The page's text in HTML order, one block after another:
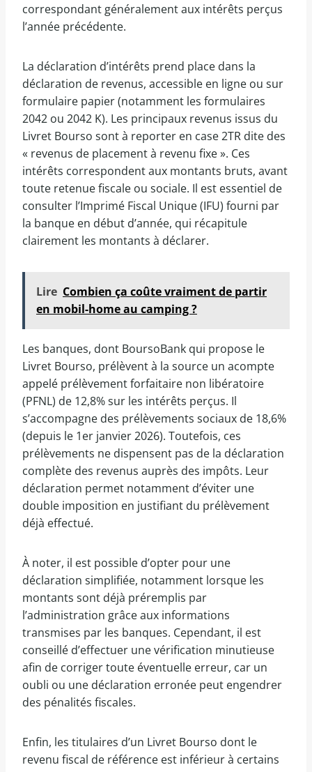
correspondant généralement aux intérêts perçus
l’année précédente.
La déclaration d’intérêts prend place dans la
déclaration de revenus, accessible en ligne ou sur
formulaire papier (notamment les formulaires
2042 ou 2042 K). Les principaux revenus issus du
Livret Bourso sont à reporter en case 2TR dite des
« revenus de placement à revenu fixe ». Ces
intérêts correspondent aux montants bruts, avant
toute retenue fiscale ou sociale. Il est essentiel de
consulter l’Imprimé Fiscal Unique (IFU) fourni par
la banque en début d’année, qui récapitule
clairement les montants à déclarer.
Lire Combien ça coûte vraiment de partir
en mobil-home au camping ?
Les banques, dont BoursoBank qui propose le
Livret Bourso, prélèvent à la source un acompte
appelé prélèvement forfaitaire non libératoire
(PFNL) de 12,8% sur les intérêts perçus. Il
s’accompagne des prélèvements sociaux de 18,6%
(depuis le 1er janvier 2026). Toutefois, ces
prélèvements ne dispensent pas de la déclaration
complète des revenus auprès des impôts. Leur
déclaration permet notamment d’éviter une
double imposition en justifiant du prélèvement
déjà effectué.
À noter, il est possible d’opter pour une
déclaration simplifiée, notamment lorsque les
montants sont déjà préremplis par
l’administration grâce aux informations
transmises par les banques. Cependant, il est
conseillé d’effectuer une vérification minutieuse
afin de corriger toute éventuelle erreur, car un
oubli ou une déclaration erronée peut engendrer
des pénalités fiscales.
Enfin, les titulaires d’un Livret Bourso dont le
revenu fiscal de référence est inférieur à certains